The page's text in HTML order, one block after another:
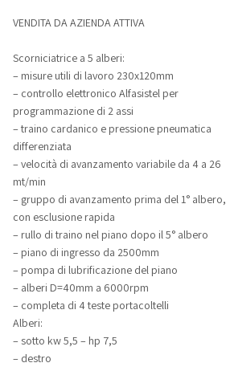
VENDITA DA AZIENDA ATTIVA
Scorniciatrice a 5 alberi:
– misure utili di lavoro 230x120mm
– controllo elettronico Alfasistel per
programmazione di 2 assi
– traino cardanico e pressione pneumatica
differenziata
– velocità di avanzamento variabile da 4 a 26
mt/min
– gruppo di avanzamento prima del 1° albero,
con esclusione rapida
– rullo di traino nel piano dopo il 5° albero
– piano di ingresso da 2500mm
– pompa di lubrificazione del piano
– alberi D=40mm a 6000rpm
– completa di 4 teste portacoltelli
Alberi:
– sotto kw 5,5 – hp 7,5
– destro